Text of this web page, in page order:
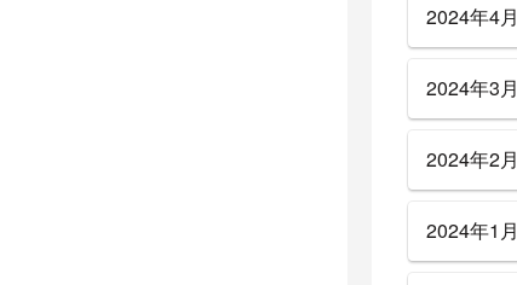
2024年4月
2024年3月
2024年2月
2024年1月